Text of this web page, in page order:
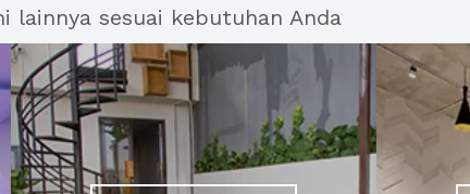
lainnya sesuai kebutuhan Anda